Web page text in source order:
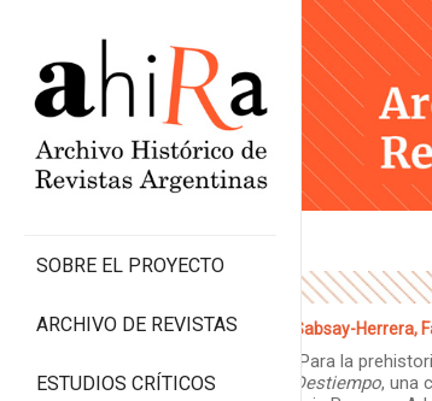
SOBRE EL PROYECTO
ARCHIVO DE REVISTAS
ESTUDIOS CRÍTICOS
Sabsay-Herrera,
“Para la
Destiempo, una